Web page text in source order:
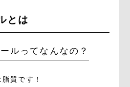
とは
ルってなんなの？
質です！